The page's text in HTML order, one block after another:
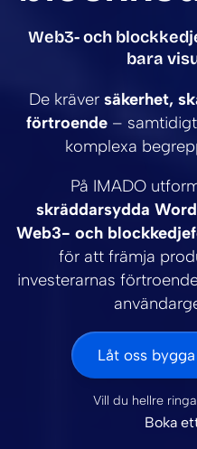
Web3- och
bara
De kräver säkerhet,
förtroende– samtidigt
komplexa
På IMADO
skräddarsydda
Web3- och
för att främja
investerarnas
Låt oss
Vill du hellre
Boka